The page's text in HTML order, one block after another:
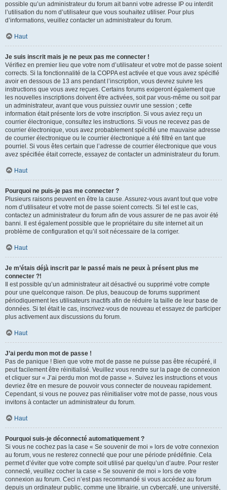
possible qu’un administrateur du forum ait banni votre adresse IP ou interdit
l’utilisation du nom d’utilisateur que vous souhaitez utiliser. Pour plus
d’informations, veuillez contacter un administrateur du forum.
Haut
Je suis inscrit mais je ne peux pas me connecter !
Vérifiez en premier lieu que votre nom d’utilisateur et votre mot de passe soient
corrects. Si la fonctionnalité de la COPPA est activée et que vous avez spécifié
avoir en dessous de 13 ans pendant l’inscription, vous devrez suivre les
instructions que vous avez reçues. Certains forums exigeront également que
les nouvelles inscriptions doivent être activées, soit par vous-même ou soit par
un administrateur, avant que vous puissiez ouvrir une session ; cette
information était présente lors de votre inscription. Si vous aviez reçu un
courrier électronique, consultez les instructions. Si vous ne recevez pas de
courrier électronique, vous avez probablement spécifié une mauvaise adresse
de courrier électronique ou le courrier électronique a été filtré en tant que
pourriel. Si vous êtes certain que l’adresse de courrier électronique que vous
avez spécifiée était correcte, essayez de contacter un administrateur du forum.
Haut
Pourquoi ne puis-je pas me connecter ?
Plusieurs raisons peuvent en être la cause. Assurez-vous avant tout que votre
nom d’utilisateur et votre mot de passe soient corrects. Si tel est le cas,
contactez un administrateur du forum afin de vous assurer de ne pas avoir été
banni. Il est également possible que le propriétaire du site internet ait un
problème de configuration et qu’il soit nécessaire de la corriger.
Haut
Je m’étais déjà inscrit par le passé mais ne peux à présent plus me
connecter ?!
Il est possible qu’un administrateur ait désactivé ou supprimé votre compte
pour une quelconque raison. De plus, beaucoup de forums suppriment
périodiquement les utilisateurs inactifs afin de réduire la taille de leur base de
données. Si tel était le cas, inscrivez-vous de nouveau et essayez de participer
plus activement aux discussions du forum.
Haut
J’ai perdu mon mot de passe !
Pas de panique ! Bien que votre mot de passe ne puisse pas être récupéré, il
peut facilement être réinitialisé. Veuillez vous rendre sur la page de connexion
et cliquer sur « J’ai perdu mon mot de passe ». Suivez les instructions et vous
devriez être en mesure de pouvoir vous connecter de nouveau rapidement.
Cependant, si vous ne pouvez pas réinitialiser votre mot de passe, nous vous
invitons à contacter un administrateur du forum.
Haut
Pourquoi suis-je déconnecté automatiquement ?
Si vous ne cochez pas la case « Se souvenir de moi » lors de votre connexion
au forum, vous ne resterez connecté que pour une période prédéfinie. Cela
permet d’éviter que votre compte soit utilisé par quelqu’un d’autre. Pour rester
connecté, veuillez cocher la case « Se souvenir de moi » lors de votre
connexion au forum. Ceci n’est pas recommandé si vous accédez au forum
depuis un ordinateur public, comme une librairie, un cybercafé, une université,